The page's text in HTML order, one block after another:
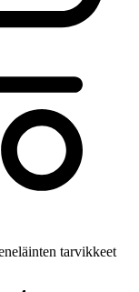
tarvikkeet